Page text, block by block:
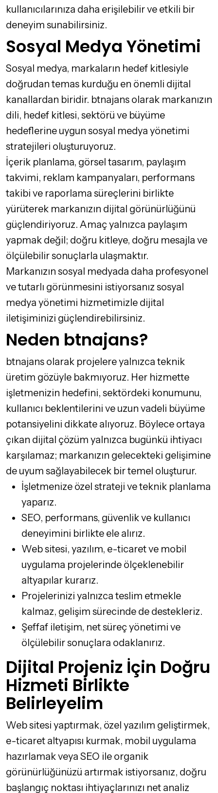
kullanıcılarınıza daha erişilebilir ve etkili bir
deneyim sunabilirsiniz.
Sosyal Medya Yönetimi
Sosyal medya, markaların hedef kitlesiyle
doğrudan temas kurduğu en önemli dijital
kanallardan biridir. btnajans olarak markanızın
dili, hedef kitlesi, sektörü ve büyüme
hedeflerine uygun sosyal medya yönetimi
stratejileri oluşturuyoruz.
İçerik planlama, görsel tasarım, paylaşım
takvimi, reklam kampanyaları, performans
takibi ve raporlama süreçlerini birlikte
yürüterek markanızın dijital görünürlüğünü
güçlendiriyoruz. Amaç yalnızca paylaşım
yapmak değil; doğru kitleye, doğru mesajla ve
ölçülebilir sonuçlarla ulaşmaktır.
Markanızın sosyal medyada daha profesyonel
ve tutarlı görünmesini istiyorsanız sosyal
medya yönetimi hizmetimizle dijital
iletişiminizi güçlendirebilirsiniz.
Neden btnajans?
btnajans olarak projelere yalnızca teknik
üretim gözüyle bakmıyoruz. Her hizmette
işletmenizin hedefini, sektördeki konumunu,
kullanıcı beklentilerini ve uzun vadeli büyüme
potansiyelini dikkate alıyoruz. Böylece ortaya
çıkan dijital çözüm yalnızca bugünkü ihtiyacı
karşılamaz; markanızın gelecekteki gelişimine
de uyum sağlayabilecek bir temel oluşturur.
İşletmenize özel strateji ve teknik planlama
yaparız.
SEO, performans, güvenlik ve kullanıcı
deneyimini birlikte ele alırız.
Web sitesi, yazılım, e-ticaret ve mobil
uygulama projelerinde ölçeklenebilir
altyapılar kurarız.
Projelerinizi yalnızca teslim etmekle
kalmaz, gelişim sürecinde de destekleriz.
Şeffaf iletişim, net süreç yönetimi ve
ölçülebilir sonuçlara odaklanırız.
Dijital Projeniz İçin Doğru
Hizmeti Birlikte
Belirleyelim
Web sitesi yaptırmak, özel yazılım geliştirmek,
e-ticaret altyapısı kurmak, mobil uygulama
hazırlamak veya SEO ile organik
görünürlüğünüzü artırmak istiyorsanız, doğru
başlangıç noktası ihtiyaçlarınızı net analiz